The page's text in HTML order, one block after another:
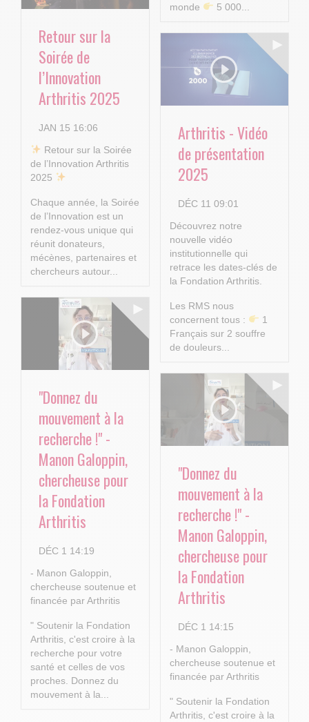
monde
5 000...
Retour sur la
Soirée de
l’Innovation
Arthritis 2025
JAN 15 16:06
​ Retour sur la Soirée
de l’Innovation Arthritis
2025
Chaque année, la Soirée
de l’Innovation est un
rendez-vous unique qui
réunit donateurs,
mécènes, partenaires et
chercheurs autour...
Arthritis - Vidéo
de présentation
2025
DÉC 11 09:01
Découvrez notre
nouvelle vidéo
institutionnelle qui
retrace les dates-clés de
la Fondation Arthritis.
Les RMS nous
concernent tous :
1
Français sur 2 souffre
de douleurs...
"Donnez du
mouvement à la
recherche !" -
Manon Galoppin,
chercheuse pour
la Fondation
Arthritis
DÉC 1 14:19
- Manon Galoppin,
chercheuse soutenue et
financée par Arthritis
" Soutenir la Fondation
Arthritis, c'est croire à la
recherche pour votre
santé et celles de vos
proches. Donnez du
mouvement à la...
"Donnez du
mouvement à la
recherche !" -
Manon Galoppin,
chercheuse pour
la Fondation
Arthritis
DÉC 1 14:15
- Manon Galoppin,
chercheuse soutenue et
financée par Arthritis
" Soutenir la Fondation
Arthritis, c'est croire à la